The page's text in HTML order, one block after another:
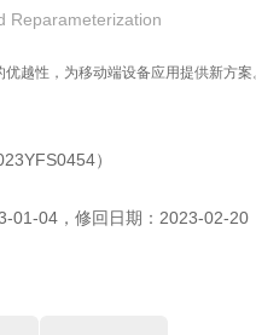
Reparameterization
越性，为移动端设备应用提供新方案
）
01-04 ， 修回日期： 2023-02-20